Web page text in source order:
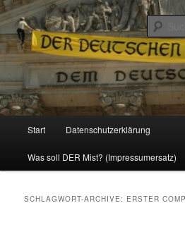
Reizzentrum
Politik, Wirtschaft, Soziales und
Zum
Inhalt
Zum
sekundären
Start Datenschutzerklärung
Was soll DER Mist? (Impressumersatz)
SCHLAGWORT-ARCHIVE: ERSTER